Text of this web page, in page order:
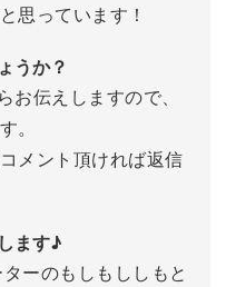
思っています！
うか？
伝えしますので、
。
メント頂ければ返信
ます♪
ーのもしもししもと